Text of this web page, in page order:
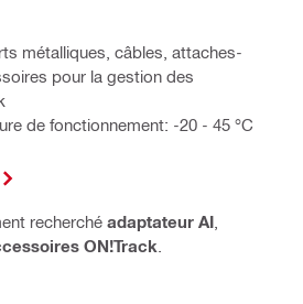
métalliques, câbles, attaches-
pour la gestion des
de fonctionnement: -20 - 45 °C
recherché adaptateur AI
ON!Track